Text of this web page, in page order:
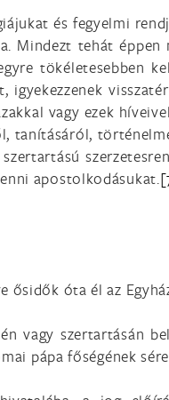
és fegyelmi
Mindezt tehát éppen
tökéletesebben
vagy ezek
tanításáról,
apostolkodásukat.
ősidők óta él az
vagy szertartásán
pápa főségének